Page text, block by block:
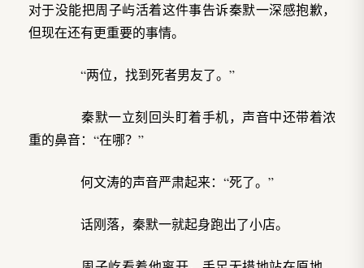
对于没能把周子屿活着这件事告诉秦默一深感抱歉，
但现在还有更重要的事情。
“两位，找到死者男友了。”
秦默一立刻回头盯着手机，声音中还带着浓
重的鼻音：“在哪？”
何文涛的声音严肃起来：“死了。”
话刚落，秦默一就起身跑出了小店。